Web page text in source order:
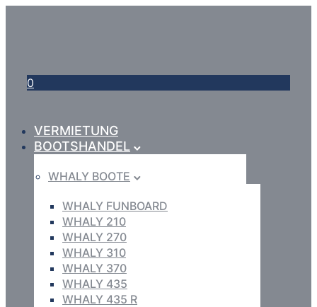
0
VERMIETUNG
BOOTSHANDEL
WHALY BOOTE
WHALY FUNBOARD
WHALY 210
WHALY 270
WHALY 310
WHALY 370
WHALY 435
WHALY 435 R